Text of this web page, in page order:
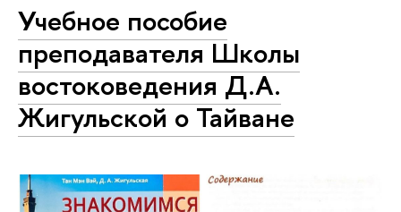
Учебное пособие
преподавателя Школы
востоковедения Д.А.
Жигульской о Тайване